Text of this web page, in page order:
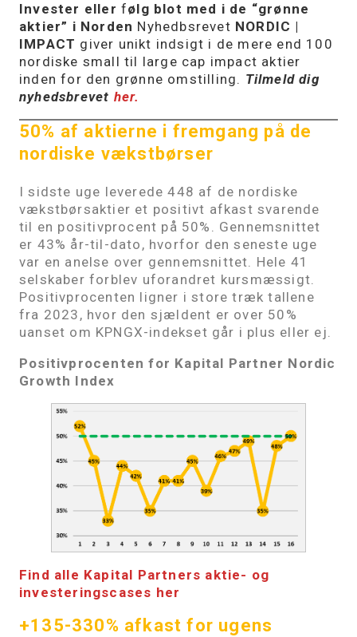
Invester eller følg blot med i de “grønne
aktier” i Norden Nyhedbsrevet NORDIC |
IMPACT giver unikt indsigt i de mere end 100
nordiske small til large cap impact aktier
inden for den grønne omstilling. Tilmeld dig
nyhedsbrevet her.
50% af aktierne i fremgang på de
nordiske vækstbørser
I sidste uge leverede 448 af de nordiske
vækstbørsaktier et positivt afkast svarende
til en positivprocent på 50%. Gennemsnittet
er 43% år-til-dato, hvorfor den seneste uge
var en anelse over gennemsnittet. Hele 41
selskaber forblev uforandret kursmæssigt.
Positivprocenten ligner i store træk tallene
fra 2023, hvor den sjældent er over 50%
uanset om KPNGX-indekset går i plus eller ej.
Positivprocenten for Kapital Partner Nordic
Growth Index
Find alle Kapital Partners aktie- og
investeringscases her
+135-330% afkast for ugens